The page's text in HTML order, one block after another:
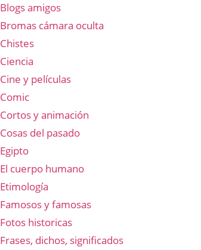
Blogs amigos
Bromas cámara oculta
Chistes
Ciencia
Cine y películas
Comic
Cortos y animación
Cosas del pasado
Egipto
El cuerpo humano
Etimología
Famosos y famosas
Fotos historicas
Frases, dichos, significados